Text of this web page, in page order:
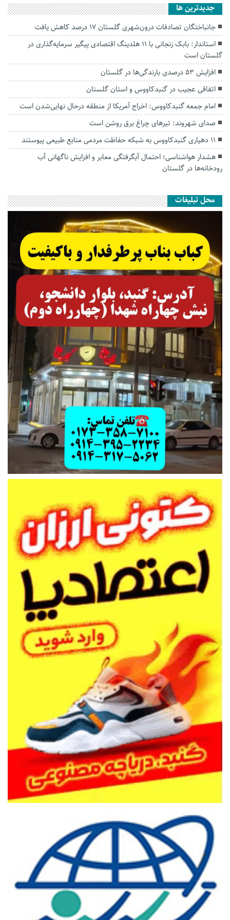
جديدترين ها
جانباختگان تصادفات درون‌شهری گلستان ۱۷ درصد کاهش یافت
استاندار: بابک زنجانی با ۱۱ هلدینگ اقتصادی پیگیر سرمایه‌گذاری در
گلستان است
افزایش ۵۳ درصدی بارندگی‌ها در گلستان
اتفاقی عجیب در‌ گنبدکاووس و استان گلستان
امام جمعه گنبدکاووس: اخراج آمریکا از منطقه درحال نهایی‌شدن است
صدای شهروند: تیرهای چراغ برق روشن است
۱۱ دهیاری گنبدکاووس به شبکه حفاظت مردمی منابع طبیعی پیوستند
هشدار هواشناسی؛ احتمال آبگرفتگی معابر و افزایش ناگهانی آب
رودخانه‌ها در گلستان
محل تبلیغات